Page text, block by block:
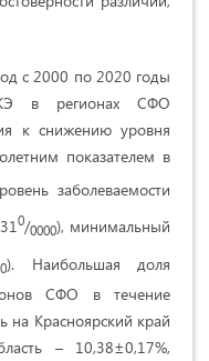
с 2000 по 2020 годы
КЭ в регионах СФО
к снижению уровня
показателем в
заболеваемости
0/0000), минимальный
). Наибольшая доля
СФО в течение
на Красноярский край
– 10,38±0,17%,